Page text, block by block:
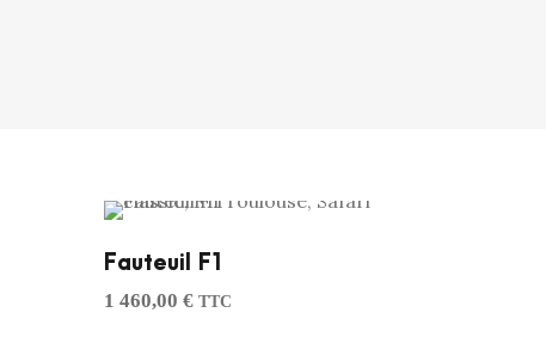
Fauteuil F1
1 460,00 € TTC